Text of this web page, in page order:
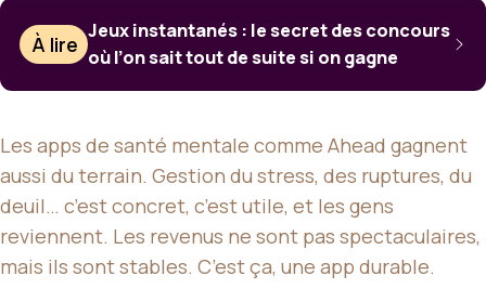
À lire
Jeux instantanés : le secret des concours
où l’on sait tout de suite si on gagne
Les apps de santé mentale comme Ahead gagnent
aussi du terrain. Gestion du stress, des ruptures, du
deuil… c’est concret, c’est utile, et les gens
reviennent. Les revenus ne sont pas spectaculaires,
mais ils sont stables. C’est ça, une app durable.